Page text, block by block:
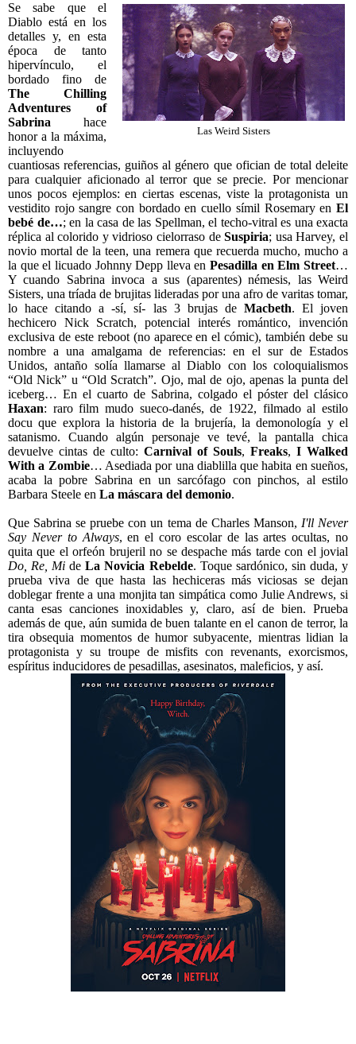
Las Weird Sisters
Se sabe que el
Diablo está en los
detalles y, en esta
época de tanto
hipervínculo, el
bordado fino de
The
Chilling
Adventures of
Sabrina hace
honor a la máxima,
incluyendo
cuantiosas referencias, guiños al género que ofician de total deleite
para cualquier aficionado al terror que se precie. Por mencionar
unos pocos ejemplos: en ciertas escenas, viste la protagonista un
vestidito rojo sangre con bordado en cuello símil Rosemary en El
bebé de…; en la casa de las Spellman, el techo-vitral es una exacta
réplica al colorido y vidrioso cielorraso deSuspiria; usa Harvey, el
novio mortal de la teen, una remera que recuerda mucho, mucho a
la que el licuado Johnny Depp lleva enPesadilla en Elm Street…
Y cuando Sabrina invoca a sus (aparentes) némesis, las Weird
Sisters, una tríada de brujitas lideradas por una afro de varitas tomar,
lo hace citando a -sí, sí- las 3 brujas de Macbeth. El joven
hechicero Nick Scratch, potencial interés romántico, invención
exclusiva de este reboot (no aparece en el cómic), también debe su
nombre a una amalgama de referencias: en el sur de Estados
Unidos, antaño solía llamarse al Diablo con los coloquialismos
“Old Nick” u “Old Scratch”. Ojo, mal de ojo, apenas la punta del
iceberg… En el cuarto de Sabrina, colgado el póster del clásico
Haxan: raro film mudo sueco-danés, de 1922, filmado al estilo
docu que explora la historia de la brujería, la demonología y el
satanismo. Cuando algún personaje ve tevé, la pantalla chica
devuelve cintas de culto: Carnival of Souls, Freaks, I Walked
With a Zombie… Asediada por una diablilla que habita en sueños,
acaba la pobre Sabrina en un sarcófago con pinchos, al estilo
Barbara Steele en La máscara del demonio.
Que Sabrina se pruebe con un tema de Charles Manson, I'll Never
Say Never to Always, en el coro escolar de las artes ocultas, no
quita que el orfeón brujeril no se despache más tarde con el jovial
Do, Re, Mi deLa Novicia Rebelde. Toque sardónico, sin duda, y
prueba viva de que hasta las hechiceras más viciosas se dejan
doblegar frente a una monjita tan simpática como Julie Andrews, si
canta esas canciones inoxidables y, claro, así de bien. Prueba
además de que, aún sumida de buen talante en el canon de terror, la
tira obsequia momentos de humor subyacente, mientraslidian la
protagonista y su troupe de misfits con revenants, exorcismos,
espíritus inducidores de pesadillas, asesinatos, maleficios, y así.